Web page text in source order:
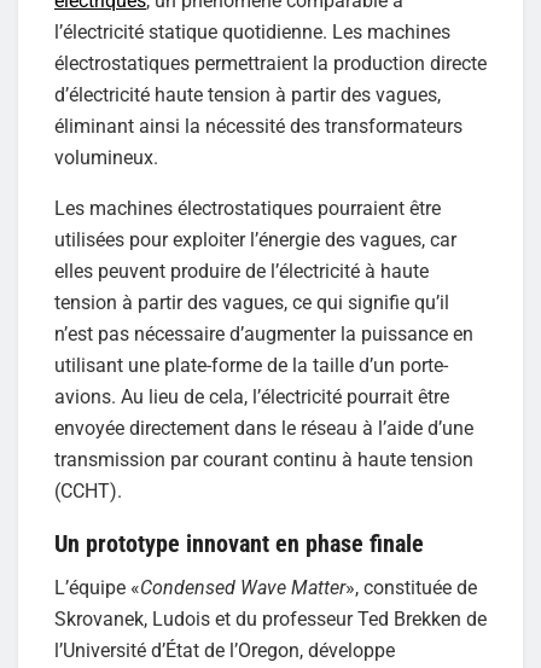
l’électricité statique quotidienne. Les machines
électrostatiques permettraient la production directe
d’électricité haute tension à partir des vagues,
éliminant ainsi la nécessité des transformateurs
volumineux.
Les machines électrostatiques pourraient être
utilisées pour exploiter l’énergie des vagues, car
elles peuvent produire de l’électricité à haute
tension à partir des vagues, ce qui signifie qu’il
n’est pas nécessaire d’augmenter la puissance en
utilisant une plate-forme de la taille d’un porte-
avions. Au lieu de cela, l’électricité pourrait être
envoyée directement dans le réseau à l’aide d’une
transmission par courant continu à haute tension
(CCHT).
Un prototype innovant en phase finale
L’équipe «Condensed Wave Matter», constituée de
Skrovanek, Ludois et du professeur Ted Brekken de
l’Université d’État de l’Oregon, développe